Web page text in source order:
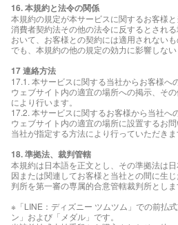
16. 本規約と法令の関係
本規約の規定が本サービスに関するお客様
消費者契約法その他の法令に反するとされ
おいて、お客様との契約には適用されない
でも、本規約の他の規定の効力に影響しない
17 連絡方法
17.1. 本サービスに関する当社からお客様へ
ウェブサイト内の適宜の場所への掲示、そ
により行います。
17.2. 本サービスに関するお客様から当社へ
ウェブサイト内の適宜の場所に設置するお
当社が指定する方法により行っていただきま
18. 準拠法、裁判管轄
本規約は日本語を正文とし、その準拠法は
因または関連してお客様と当社との間に生
判所を第一審の専属的合意管轄裁判所としま
※「LINE：ディズニー ツムツム」での前払
ン」および「メダル」です。